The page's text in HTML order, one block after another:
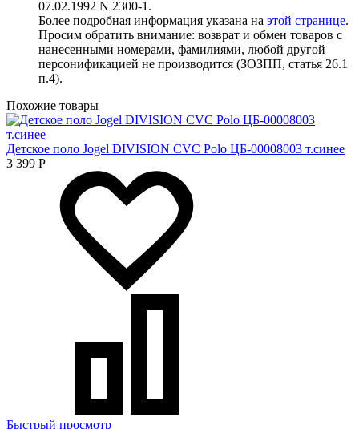
07.02.1992 N 2300-1.
Более подробная информация указана на этой странице.
Просим обратить внимание: возврат и обмен товаров с
нанесенными номерами, фамилиями, любой другой
персонификацией не производится (ЗОЗПП, статья 26.1
п.4).
Похожие товары
Детское поло Jogel DIVISION CVC Polo ЦБ-00008003 т.синее
3 399 Р
Быстрый просмотр